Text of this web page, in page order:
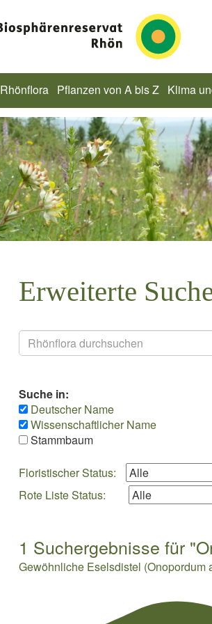
Rhönflora Pflanzen von A bis Z Klima
Erweiterte
Suchen
Suche in:
Deutscher Name
Wissenschaftlicher Name
Stammbaum
Floristischer Status:
Rote Liste Status:
1 Suchergebnisse für
Gewöhnliche Eselsdistel (Onopordum